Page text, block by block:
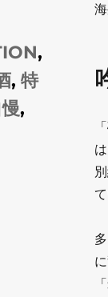
,
,特
,